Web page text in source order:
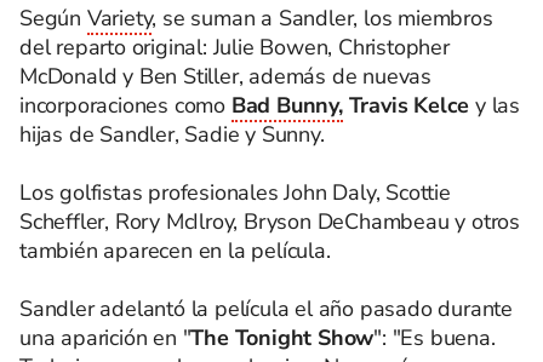
Según Variety, se suman a Sandler, los miembros
del reparto original: Julie Bowen, Christopher
McDonald y Ben Stiller, además de nuevas
incorporaciones como Bad Bunny,Travis Kelce y las
hijas de Sandler, Sadie y Sunny.
Los golfistas profesionales John Daly, Scottie
Scheffler, Rory McIlroy, Bryson DeChambeau y otros
también aparecen en la película.
Sandler adelantó la película el año pasado durante
una aparición en "The Tonight Show": "Es buena.